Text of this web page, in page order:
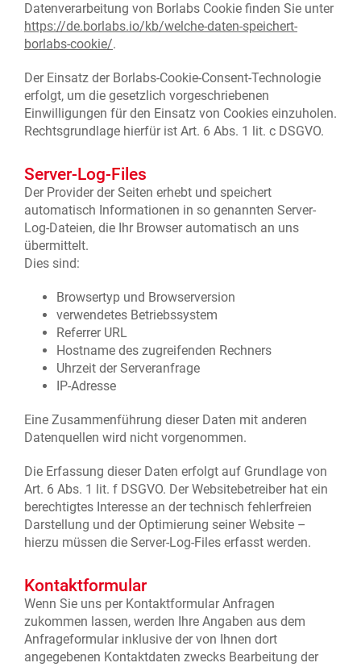
Datenverarbeitung von Borlabs Cookie finden Sie unter
https://de.borlabs.io/kb/welche-daten-speichert-
borlabs-cookie/.
Der Einsatz der Borlabs-Cookie-Consent-Technologie
erfolgt, um die gesetzlich vorgeschriebenen
Einwilligungen für den Einsatz von Cookies einzuholen.
Rechtsgrundlage hierfür ist Art. 6 Abs. 1 lit. c DSGVO.
Server-Log-Files
Der Provider der Seiten erhebt und speichert
automatisch Informationen in so genannten Server-
Log-Dateien, die Ihr Browser automatisch an uns
übermittelt.
Dies sind:
Browsertyp und Browserversion
verwendetes Betriebssystem
Referrer URL
Hostname des zugreifenden Rechners
Uhrzeit der Serveranfrage
IP-Adresse
Eine Zusammenführung dieser Daten mit anderen
Datenquellen wird nicht vorgenommen.
Die Erfassung dieser Daten erfolgt auf Grundlage von
Art. 6 Abs. 1 lit. f DSGVO. Der Websitebetreiber hat ein
berechtigtes Interesse an der technisch fehlerfreien
Darstellung und der Optimierung seiner Website –
hierzu müssen die Server-Log-Files erfasst werden.
Kontaktformular
Wenn Sie uns per Kontaktformular Anfragen
zukommen lassen, werden Ihre Angaben aus dem
Anfrageformular inklusive der von Ihnen dort
angegebenen Kontaktdaten zwecks Bearbeitung der